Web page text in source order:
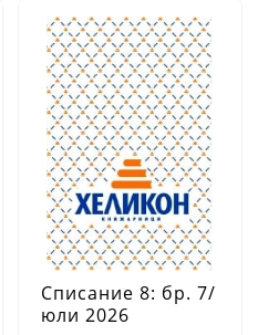
Списание 8: бр. 7/
юли 2026